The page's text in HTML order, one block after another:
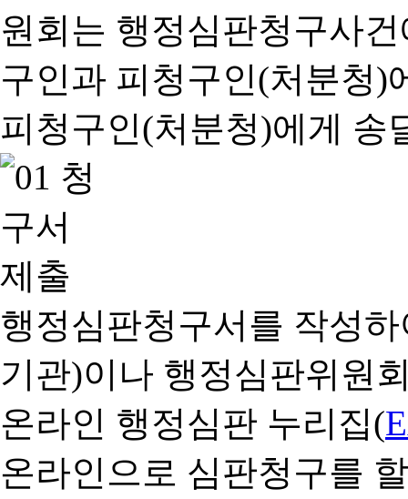
행정심판청구서를 작성
기관)이나 행정심판위원
온라인 행정심판 누리집(
온라인으로 심판청구를